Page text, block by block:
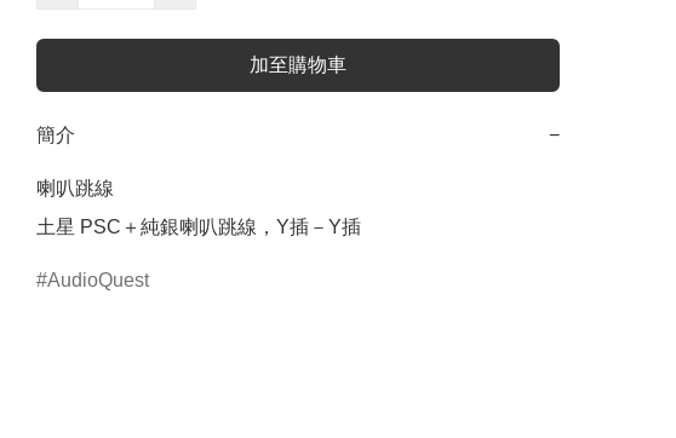
加至購物車
簡介 −
喇叭跳線
土星 PSC＋純銀喇叭跳線，Y插－Y插
AudioQuest